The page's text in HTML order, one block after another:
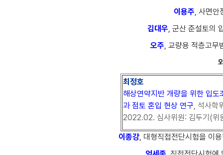
이용주, 사면안
김대우, 군산 준설토의
오주, 교량용 적층고
최정호
해상연약지반 개량을 위한 입
과 점토 혼입 현상 연구, 석사학
2022.02. 심사위원: 김두기(위
이종강, 대형직접전단시험을 이